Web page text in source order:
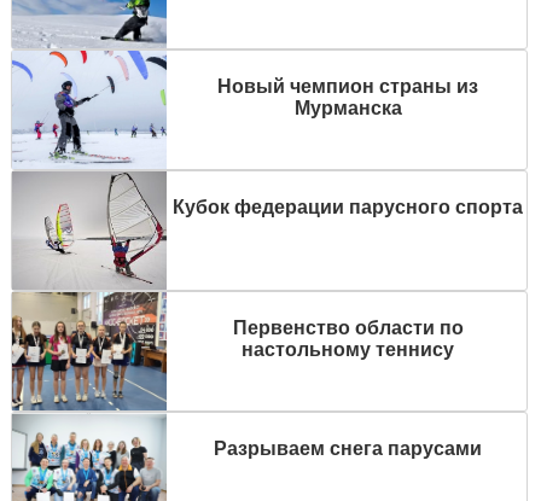
Новый чемпион страны из
Мурманска
Кубок федерации парусного спорта
Первенство области по
настольному теннису
Разрываем снега парусами